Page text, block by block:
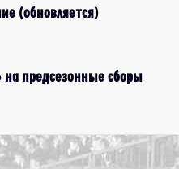
(обновляется)
на предсезонные сборы